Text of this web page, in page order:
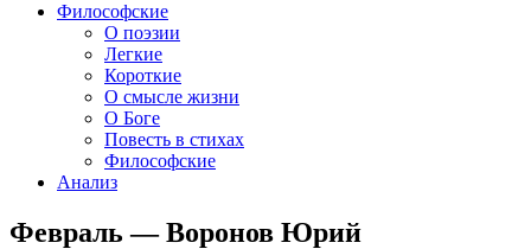
Философские
О поэзии
Легкие
Короткие
О смысле жизни
О Боге
Повесть в стихах
Философские
Анализ
Февраль — Воронов Юрий